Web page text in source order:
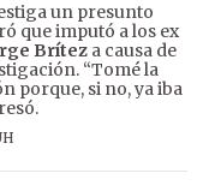
un presunto
que imputó a los ex
Brítez a causa de
“Tomé la
porque, si no, ya iba